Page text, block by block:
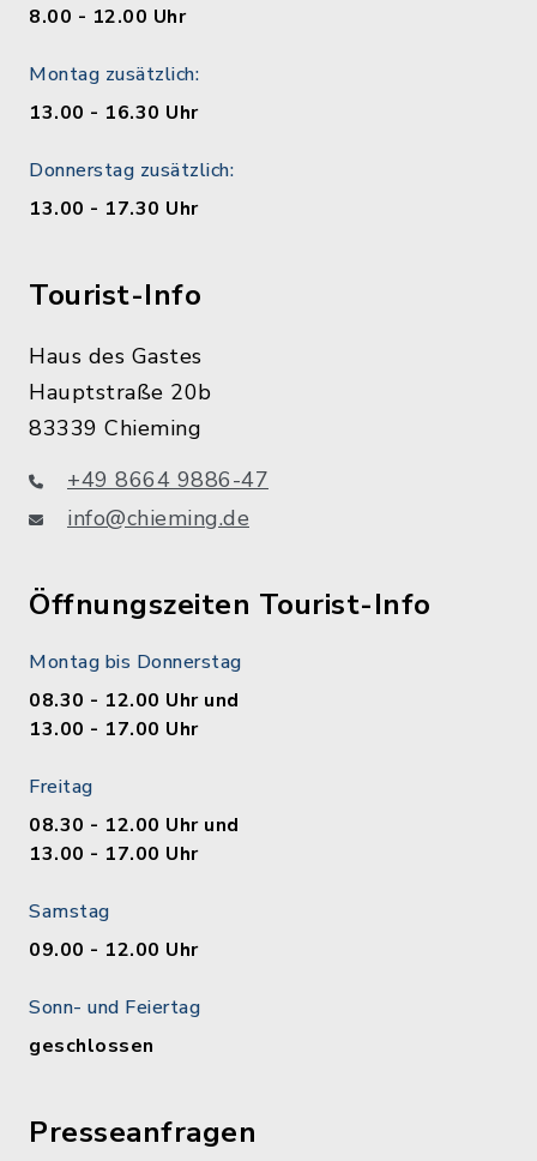
8.00 - 12.00 Uhr
Montag zusätzlich:
13.00 - 16.30 Uhr
Donnerstag zusätzlich:
13.00 - 17.30 Uhr
Tourist-Info
Haus des Gastes
Hauptstraße 20b
83339 Chieming
+49 8664 9886-47
info@chieming.de
Öffnungszeiten Tourist-Info
Montag bis Donnerstag
08.30 - 12.00 Uhr und
13.00 - 17.00 Uhr
Freitag
08.30 - 12.00 Uhr und
13.00 - 17.00 Uhr
Samstag
09.00 - 12.00 Uhr
Sonn- und Feiertag
geschlossen
Presseanfragen